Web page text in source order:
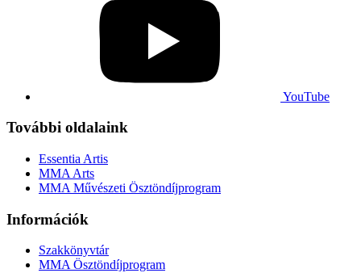
YouTube
További oldalaink
Essentia Artis
MMA Arts
MMA Művészeti Ösztöndíjprogram
Információk
Szakkönyvtár
MMA Ösztöndíjprogram